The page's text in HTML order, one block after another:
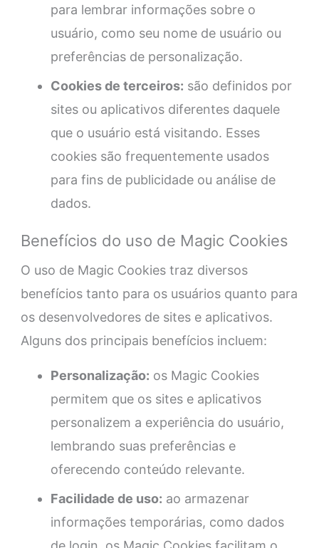
para lembrar informações sobre o
usuário, como seu nome de usuário ou
preferências de personalização.
Cookies de terceiros: são definidos por
sites ou aplicativos diferentes daquele
que o usuário está visitando. Esses
cookies são frequentemente usados
para fins de publicidade ou análise de
dados.
Benefícios do uso de Magic Cookies
O uso de Magic Cookies traz diversos
benefícios tanto para os usuários quanto para
os desenvolvedores de sites e aplicativos.
Alguns dos principais benefícios incluem:
Personalização: os Magic Cookies
permitem que os sites e aplicativos
personalizem a experiência do usuário,
lembrando suas preferências e
oferecendo conteúdo relevante.
Facilidade de uso: ao armazenar
informações temporárias, como dados